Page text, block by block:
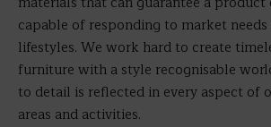
capable of responding to market
lifestyles. We work hard to create
furniture with a style recognisable
to detail is reflected in every aspect of
areas and activities.